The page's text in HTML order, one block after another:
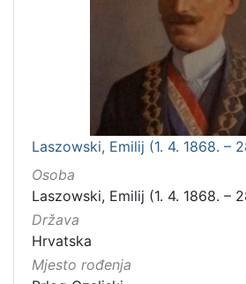
Laszowski, Emilij (1. 4. 1868. –
Osoba
Laszowski, Emilij (1. 4. 1868. –
Država
Hrvatska
Mjesto rođenja